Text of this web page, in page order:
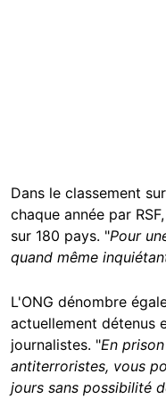
Dans le classement
chaque année par
sur 180 pays. "Pour
quand même
L'ONG dénombre
actuellement détenus
journalistes. "En
antiterroristes, vous
jours sans possibilité